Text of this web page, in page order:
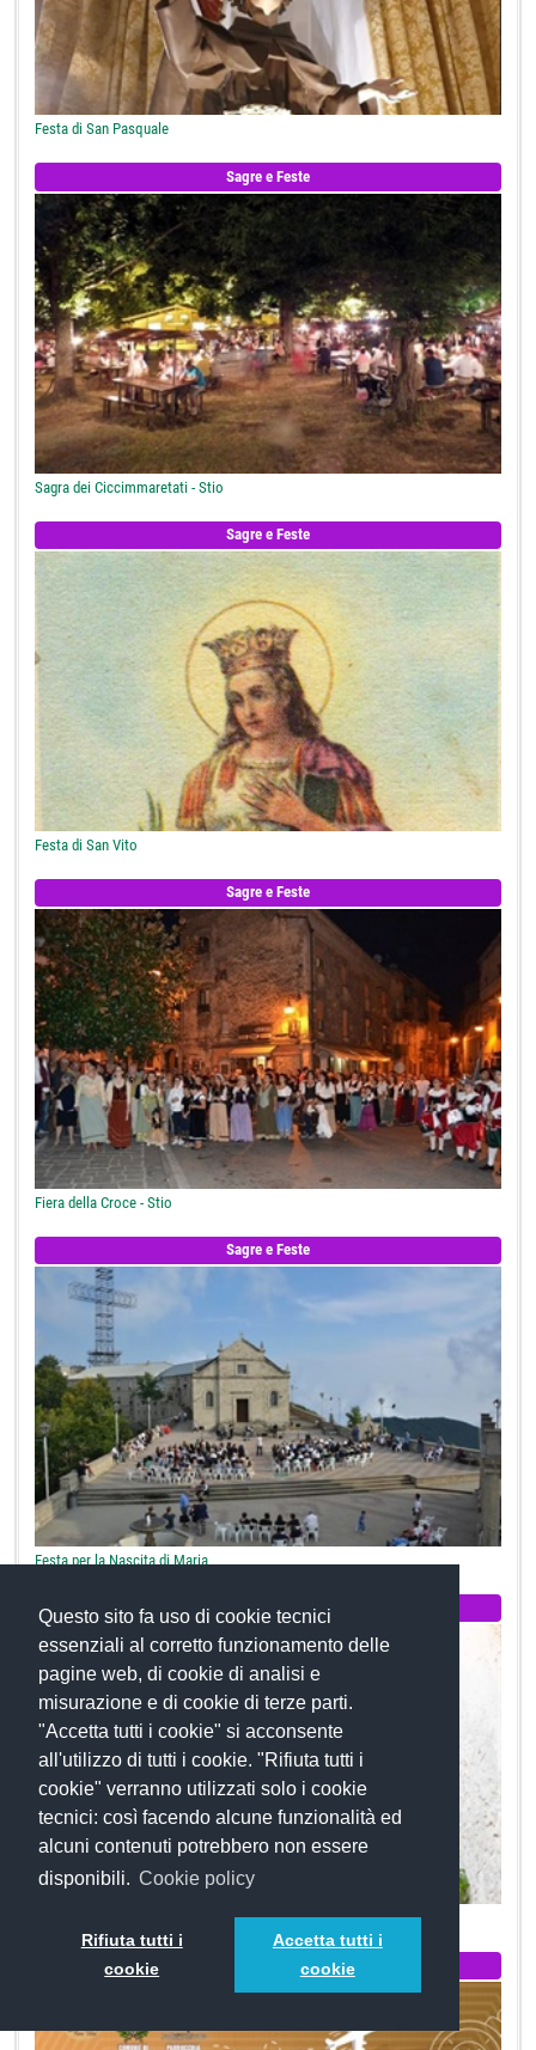
Questo sito fa uso di cookie tecnici
essenziali al corretto funzionamento delle
pagine web, di cookie di analisi e
misurazione e di cookie di terze parti.
"Accetta tutti i cookie" si acconsente
all'utilizzo di tutti i cookie. "Rifiuta tutti i
cookie" verranno utilizzati solo i cookie
tecnici: così facendo alcune funzionalità ed
alcuni contenuti potrebbero non essere
disponibili. Cookie policy
Rifiuta tutti i
cookie
Accetta tutti i
cookie
Festa di San Pasquale
Sagre e Feste
Sagra dei Ciccimmaretati - Stio
Sagre e Feste
Festa di San Vito
Sagre e Feste
Fiera della Croce - Stio
Sagre e Feste
Festa per la Nascita di Maria
Sagre e Feste
Sagre e Feste